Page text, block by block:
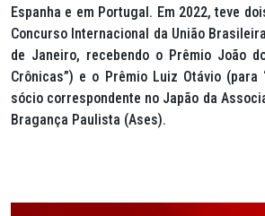
Espanha e em Portugal. Em 2022, teve
Concurso Internacional da União
de Janeiro, recebendo o Prêmio João
Crônicas”) e o Prêmio Luiz Otávio (para
sócio correspondente no Japão da
Bragança Paulista (Ases).